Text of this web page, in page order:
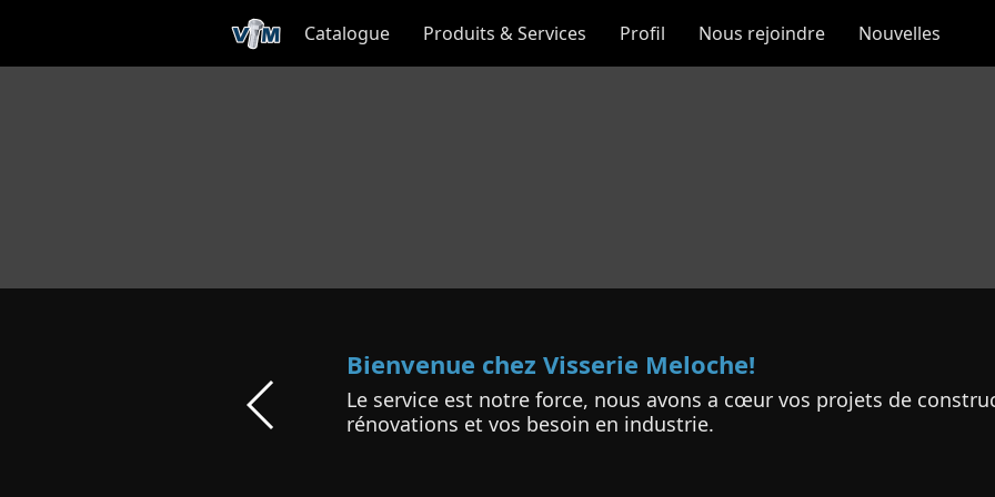
Catalogue Produits & Services Profil Nous rejoindre Nouvelles
Bienvenue chez Visserie Meloche!
Le service est notre force, nous avons a cœur vos projets de
rénovations et vos besoin en industrie.